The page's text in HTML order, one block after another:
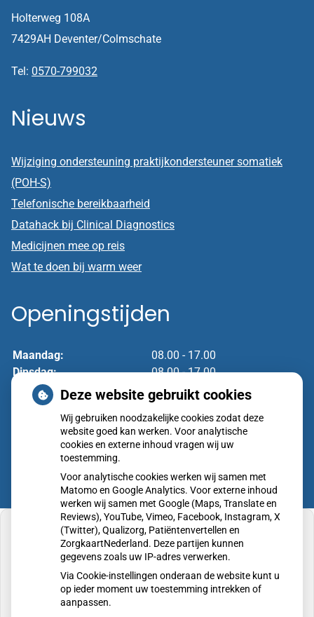
Holterweg 108A
7429AH Deventer/Colmschate
Tel: 0570-799032
Nieuws
Wijziging ondersteuning praktijkondersteuner somatiek
(POH-S)
Telefonische bereikbaarheid
Datahack bij Clinical Diagnostics
Medicijnen mee op reis
Wat te doen bij warm weer
Openingstijden
Maandag:
08.00 - 17.00
Dinsdag:
08.00 - 17.00
Woensdag:
08.00 - 17.00
Donderdag:
08.00 - 17.00
08.00 - 17.00
U heeft geen toestemming gegeven voor
externe inhoud die nodig is om dit te zien.
Cookie-instellingen wijzigen
Deze website gebruikt cookies
Wij gebruiken noodzakelijke cookies zodat deze
website goed kan werken. Voor analytische
cookies en externe inhoud vragen wij uw
toestemming.
Voor analytische cookies werken wij samen met
Matomo en Google Analytics. Voor externe inhoud
werken wij samen met Google (Maps, Translate en
Reviews), YouTube, Vimeo, Facebook, Instagram, X
(Twitter), Qualizorg, Patiëntenvertellen en
ZorgkaartNederland. Deze partijen kunnen
gegevens zoals uw IP-adres verwerken.
Via Cookie-instellingen onderaan de website kunt u
op ieder moment uw toestemming intrekken of
aanpassen.